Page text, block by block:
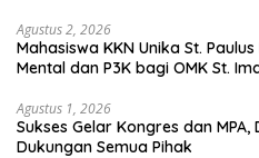
Agustus 2, 2026
Mahasiswa KKN Unika St.
Mental dan P3K bagi OMK St.
Agustus 1, 2026
Sukses Gelar Kongres dan MPA,
Dukungan Semua Pihak